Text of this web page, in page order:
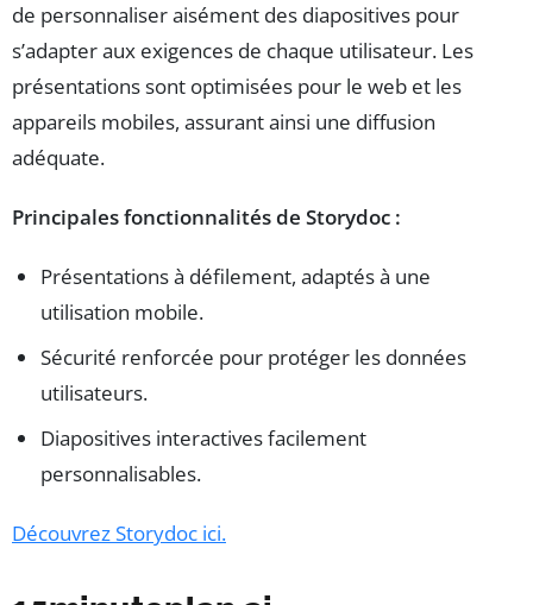
de personnaliser aisément des diapositives pour
s’adapter aux exigences de chaque utilisateur. Les
présentations sont optimisées pour le web et les
appareils mobiles, assurant ainsi une diffusion
adéquate.
Principales fonctionnalités de Storydoc :
Présentations à défilement, adaptés à une
utilisation mobile.
Sécurité renforcée pour protéger les données
utilisateurs.
Diapositives interactives facilement
personnalisables.
Découvrez Storydoc ici.